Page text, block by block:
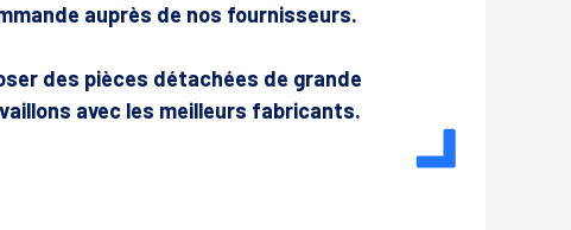
auprès de nos fournisseurs.
des pièces détachées de grande
avec les meilleurs fabricants.